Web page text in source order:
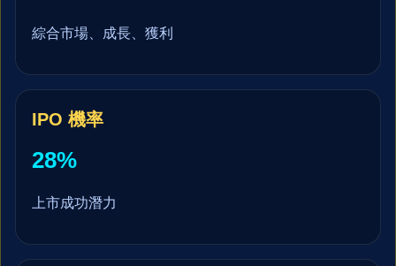
綜合市場、成長、獲利
IPO 機率
28%
上市成功潛力